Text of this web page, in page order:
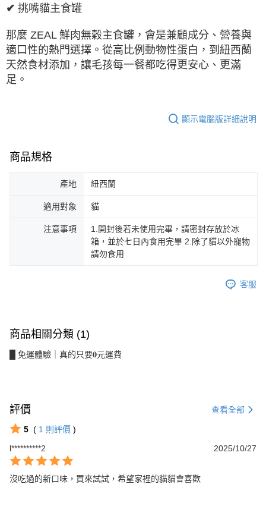
✔ 挑嘴貓主食罐
那麼 ZEAL 鮮肉無穀主食罐，會是兼顧成分、營養與
適口性的熱門選擇。從高比例動物性蛋白，到紐西蘭
天然食材添加，讓毛孩每一餐都吃得更安心、更滿
足。
顯示電腦版詳細說明
商品規格
產地 紐西蘭
適用對象 貓
注意事項
1.開封後若未使用完畢，請密封存放於冰
箱，並於七日內食用完畢 2.除了貓以外寵物
請勿食用
客服
商品相關分類 (1)
█ 免運體驗｜真的只要𝟎元運費
評價 查看全部
5 ( 1 則評價 )
l**********2
2025/10/27
沒吃過的新口味，買來試試，希望家裡的貓貓會喜歡